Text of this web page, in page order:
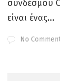
συνδέσμου
είναι ένας...
No